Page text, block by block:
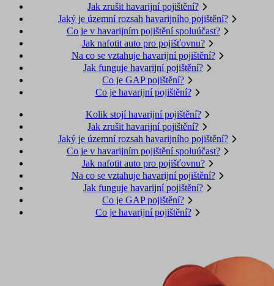
Jak zrušit havarijní pojištění?
Jaký je územní rozsah havarijního pojištění?
Co je v havarijním pojištění spoluúčast?
Jak nafotit auto pro pojišťovnu?
Na co se vztahuje havarijní pojištění?
Jak funguje havarijní pojištění?
Co je GAP pojištění?
Co je havarijní pojištění?
Kolik stojí havarijní pojištění?
Jak zrušit havarijní pojištění?
Jaký je územní rozsah havarijního pojištění?
Co je v havarijním pojištění spoluúčast?
Jak nafotit auto pro pojišťovnu?
Na co se vztahuje havarijní pojištění?
Jak funguje havarijní pojištění?
Co je GAP pojištění?
Co je havarijní pojištění?